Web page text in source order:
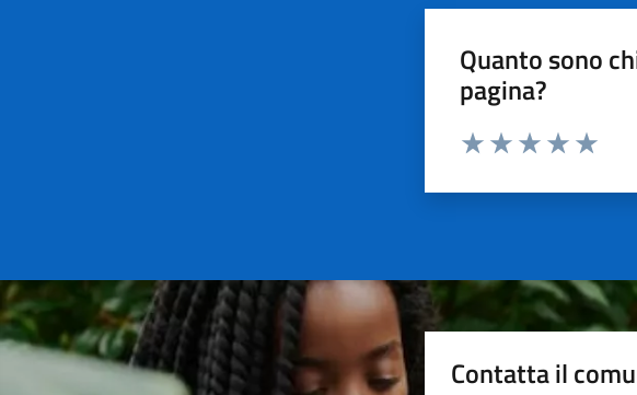
Quanto sono
pagina?
Valuta da 1 a 5 stelle la
Contatta il